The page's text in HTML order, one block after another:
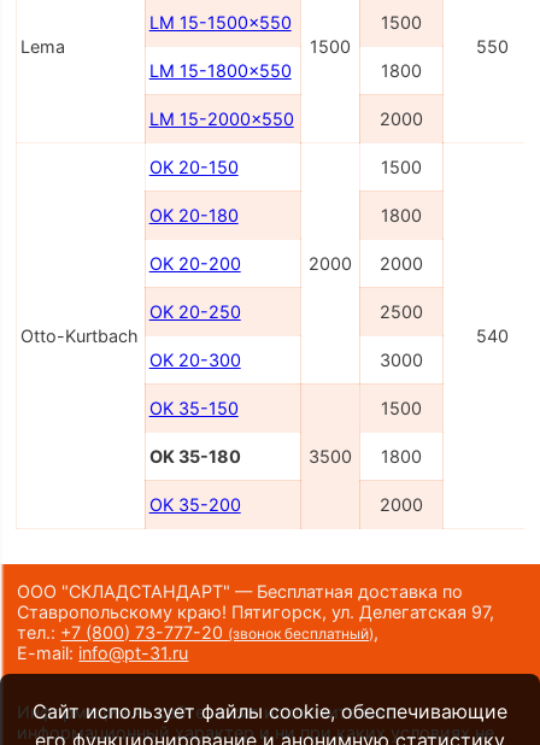
Lema 1500 550
LM 15-1500x550 1500
LM 15-1800x550 1800
LM 15-2000x550 2000
Otto-Kurtbach
OK 20-150
2000
1500
540
OK 20-180 1800
OK 20-200 2000
OK 20-250 2500
OK 20-300 3000
OK 35-150
3500
1500
OK 35-180 1800
OK 35-200 2000
ООО "СКЛАДСТАНДАРТ" — Бесплатная доставка по
Ставропольскому краю! Пятигорск, ул. Делегатская 97,
тел.: +7 (800) 73-777-20 (звонок бесплатный),
E-mail: info@pt-31.ru
Информация на сайте носит исключительно
информационный характер и ни при каких условиях не
Сайт использует файлы cookie, обеспечивающие
его функционирование и анонимную статистику